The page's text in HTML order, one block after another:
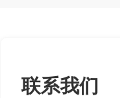
联系我们